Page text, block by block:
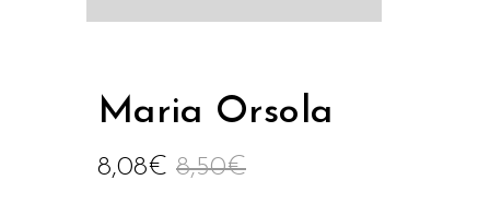
Maria Orsola
8,50€
8,08€